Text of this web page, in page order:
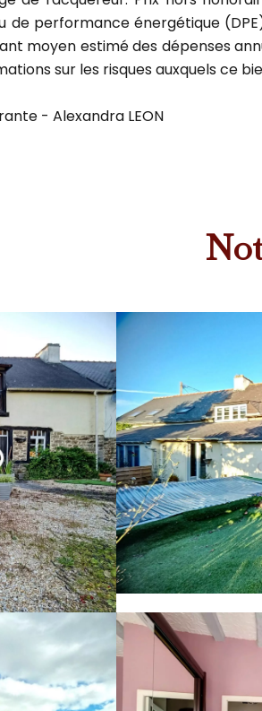
de performance énergétique
moyen estimé des dépenses
sur les risques auxquels ce
- Alexandra LEON